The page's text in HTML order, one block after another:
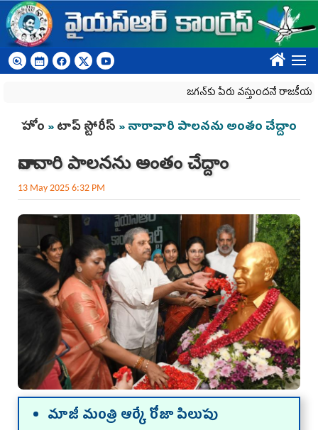
Skip to main content
????
జగన్‌కు పేరు వస్తుందనే రాజకీయ కక్షతో
You are here
హోం »టాప్ స్టోరీస్ » నారావారి పాల‌న‌ను అంతం చేద్దాం
నారావారి పాల‌న‌ను అంతం చేద్దాం
13 May 2025 6:32 PM
మాజీ మంత్రి ఆర్కే రోజా పిలుపు